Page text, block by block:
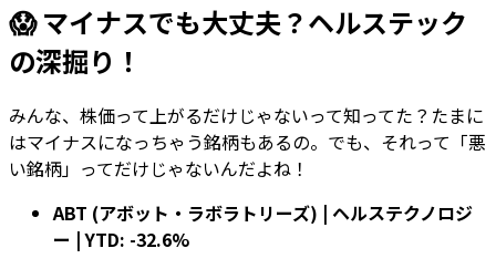
😱 マイナスでも大丈夫？ヘルステック
の深掘り！
みんな、株価って上がるだけじゃないって知ってた？たまに
はマイナスになっちゃう銘柄もあるの。でも、それって「悪
い銘柄」ってだけじゃないんだよね！
ABT (アボット・ラボラトリーズ) | ヘルステクノロジ
ー | YTD: -32.6%